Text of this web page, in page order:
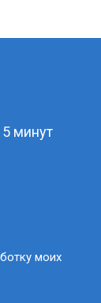
минут
моих